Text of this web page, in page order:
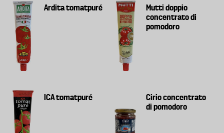
Ardita tomatpuré
Mutti doppio
concentrato di
pomodoro
ICA tomatpuré
Cirio concentrato
di pomodoro